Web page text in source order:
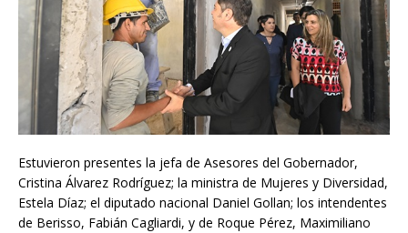
Estuvieron presentes la jefa de Asesores del Gobernador,
Cristina Álvarez Rodríguez; la ministra de Mujeres y Diversidad,
Estela Díaz; el diputado nacional Daniel Gollan; los intendentes
de Berisso, Fabián Cagliardi, y de Roque Pérez, Maximiliano